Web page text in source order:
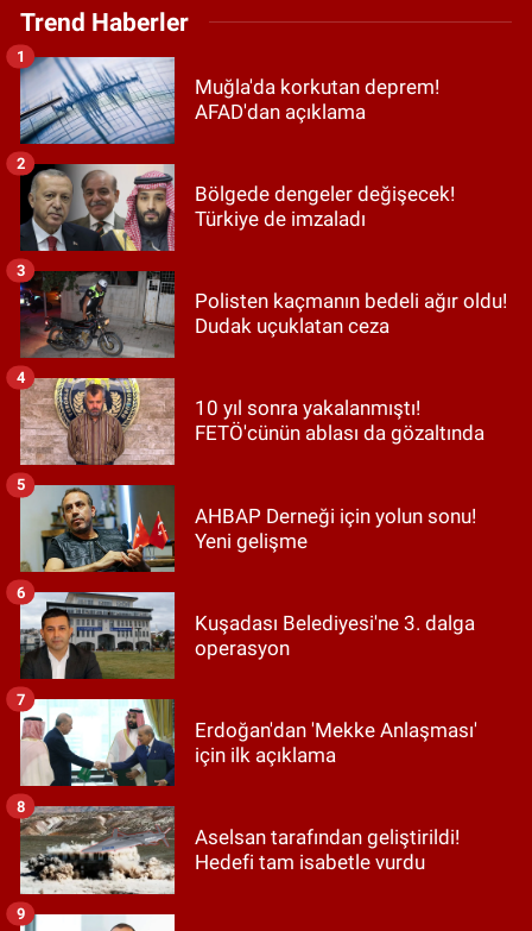
Trend Haberler
Muğla'da korkutan deprem!
AFAD'dan açıklama
1
Bölgede dengeler değişecek!
Türkiye de imzaladı
2
Polisten kaçmanın bedeli ağır oldu!
Dudak uçuklatan ceza
3
10 yıl sonra yakalanmıştı!
FETÖ'cünün ablası da gözaltında
4
AHBAP Derneği için yolun sonu!
Yeni gelişme
5
Kuşadası Belediyesi'ne 3. dalga
operasyon
6
Erdoğan'dan 'Mekke Anlaşması'
için ilk açıklama
7
Aselsan tarafından geliştirildi!
Hedefi tam isabetle vurdu
8
9